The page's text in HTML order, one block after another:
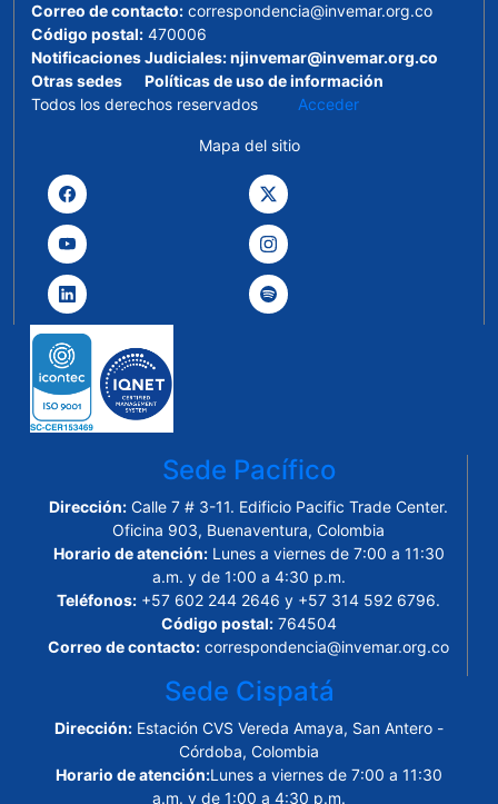
Correo de contacto: correspondencia@invemar.org.co
Código postal: 470006
Notificaciones Judiciales:njinvemar@invemar.org.co
Otras sedes
Políticas de uso de información
Todos los derechos reservados Acceder
Mapa del sitio
Sede Pacífico
Dirección: Calle 7 # 3-11. Edificio Pacific Trade Center.
Oficina 903, Buenaventura, Colombia
Horario de atención:Lunes a viernes de 7:00 a 11:30
a.m. y de 1:00 a 4:30 p.m.
Teléfonos: +57 602 244 2646 y +57 314 592 6796.
Código postal:764504
Correo de contacto: correspondencia@invemar.org.co
Sede Cispatá
Dirección: Estación CVS Vereda Amaya, San Antero -
Córdoba, Colombia
Horario de atención:Lunes a viernes de 7:00 a 11:30
a.m. y de 1:00 a 4:30 p.m.